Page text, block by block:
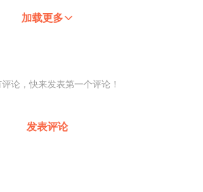
加载更多
论，快来发表第一个评论！
发表评论